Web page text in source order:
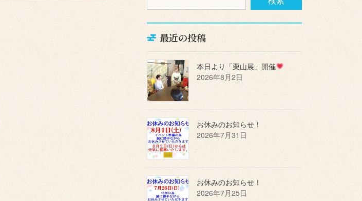
最近の投稿
本日より「栗山展」開催
2026年8月2日
お休みのお知らせ！
2026年7月31日
お休みのお知らせ！
2026年7月25日